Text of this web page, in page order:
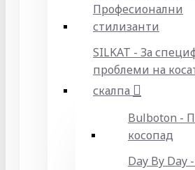
Професионални
стилизанти
SILKAT - За
проблеми на
скалпа
Bulboton -
косопад
Day By Day